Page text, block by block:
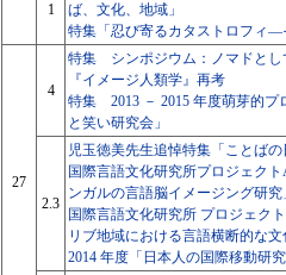
1
ば、文化、地域」
特集「忍び寄るカタストロフィ―
27
4
特集 シンポジウム：ノマドとし
『イメージ人類学』再考
特集 2013 － 2015 年度萌芽的プ
と笑い研究会」
2.3
児玉徳美先生追悼特集「ことばの
国際言語文化研究所プロジェク
ンガルの言語脳イメージング研究
国際言語文化研究所 プロジェク
リブ地域における言語横断的な
2014 年度「日本人の国際移動研